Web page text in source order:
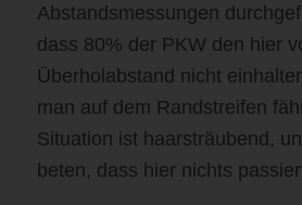
Abstandsmessungen
dass 80% der PKW den hier
Überholabstand nicht
man auf dem Randstreifen
Situation ist haarsträubend,
beten, dass hier nichts